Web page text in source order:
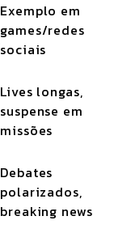
Exemplo em
games/redes
sociais
Lives longas,
suspense em
missões
Debates
polarizados,
breaking news